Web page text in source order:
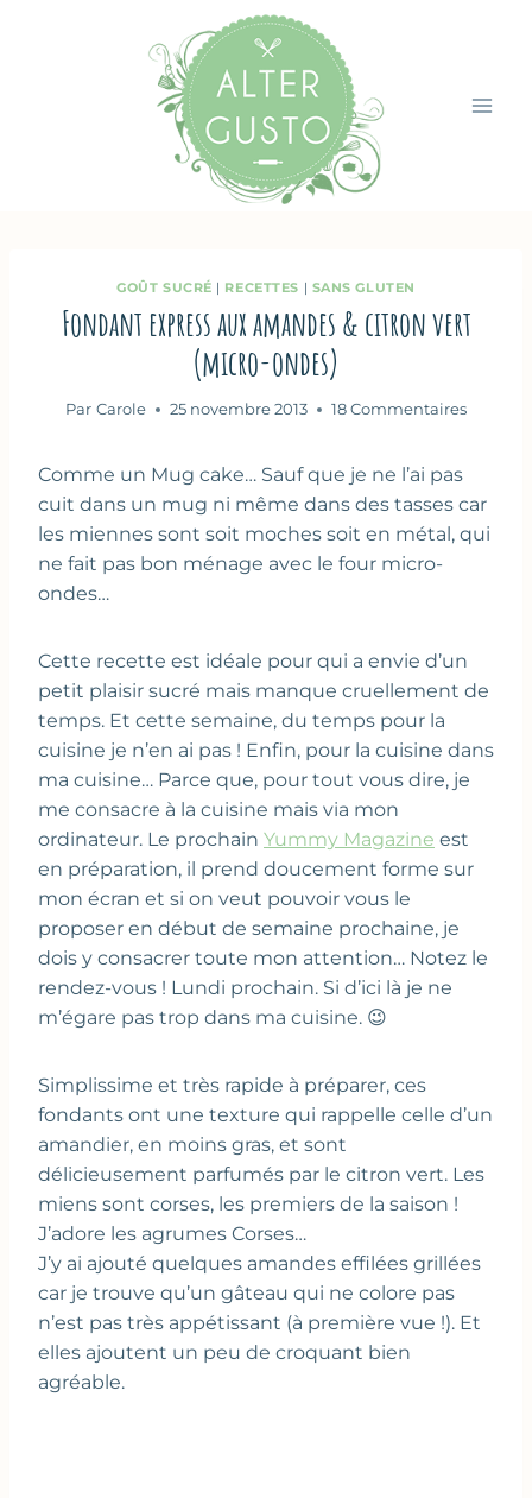
GOÛT SUCRÉ | RECETTES | SANS GLUTEN
Fondant express aux amandes & citron vert
(micro-ondes)
Par Carole 25 novembre 2013 18 Commentaires
Comme un Mug cake… Sauf que je ne l’ai pas
cuit dans un mug ni même dans des tasses car
les miennes sont soit moches soit en métal, qui
ne fait pas bon ménage avec le four micro-
ondes…
Cette recette est idéale pour qui a envie d’un
petit plaisir sucré mais manque cruellement de
temps. Et cette semaine, du temps pour la
cuisine je n’en ai pas ! Enfin, pour la cuisine dans
ma cuisine… Parce que, pour tout vous dire, je
me consacre à la cuisine mais via mon
ordinateur. Le prochain Yummy Magazine est
en préparation, il prend doucement forme sur
mon écran et si on veut pouvoir vous le
proposer en début de semaine prochaine, je
dois y consacrer toute mon attention… Notez le
rendez-vous ! Lundi prochain. Si d’ici là je ne
m’égare pas trop dans ma cuisine. 😉
Simplissime et très rapide à préparer, ces
fondants ont une texture qui rappelle celle d’un
amandier, en moins gras, et sont
délicieusement parfumés par le citron vert. Les
miens sont corses, les premiers de la saison !
J’adore les agrumes Corses…
J’y ai ajouté quelques amandes effilées grillées
car je trouve qu’un gâteau qui ne colore pas
n’est pas très appétissant (à première vue !). Et
elles ajoutent un peu de croquant bien
agréable.